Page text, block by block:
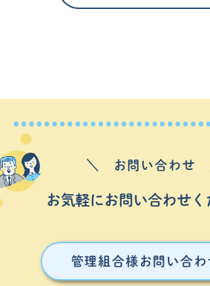
＼ お問い合わせ
お気軽にお問い合わせく
管理組合様お問い合わ